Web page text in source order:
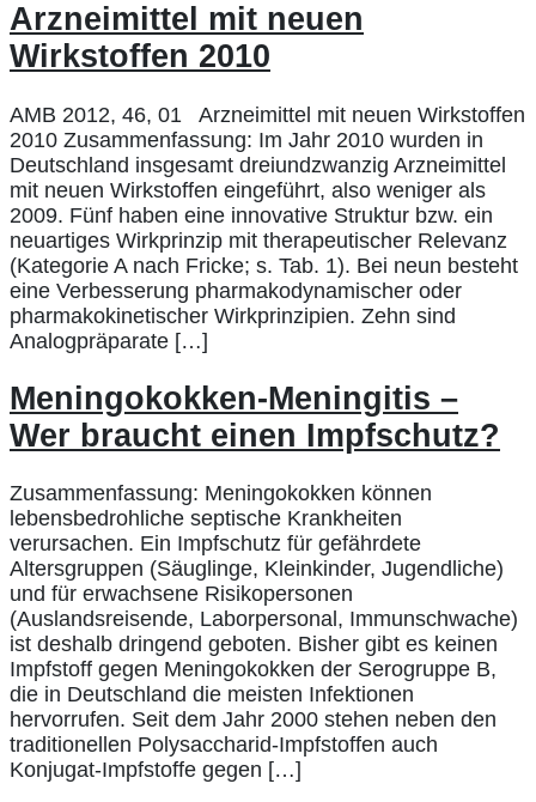
Arzneimittel mit neuen
Wirkstoffen 2010
AMB 2012, 46, 01 Arzneimittel mit neuen Wirkstoffen
2010 Zusammenfassung: Im Jahr 2010 wurden in
Deutschland insgesamt dreiundzwanzig Arzneimittel
mit neuen Wirkstoffen eingeführt, also weniger als
2009. Fünf haben eine innovative Struktur bzw. ein
neuartiges Wirkprinzip mit therapeutischer Relevanz
(Kategorie A nach Fricke; s. Tab. 1). Bei neun besteht
eine Verbesserung pharmakodynamischer oder
pharmakokinetischer Wirkprinzipien. Zehn sind
Analogpräparate […]
Meningokokken-Meningitis –
Wer braucht einen Impfschutz?
Zusammenfassung: Meningokokken können
lebensbedrohliche septische Krankheiten
verursachen. Ein Impfschutz für gefährdete
Altersgruppen (Säuglinge, Kleinkinder, Jugendliche)
und für erwachsene Risikopersonen
(Auslandsreisende, Laborpersonal, Immunschwache)
ist deshalb dringend geboten. Bisher gibt es keinen
Impfstoff gegen Meningokokken der Serogruppe B,
die in Deutschland die meisten Infektionen
hervorrufen. Seit dem Jahr 2000 stehen neben den
traditionellen Polysaccharid-Impfstoffen auch
Konjugat-Impfstoffe gegen […]